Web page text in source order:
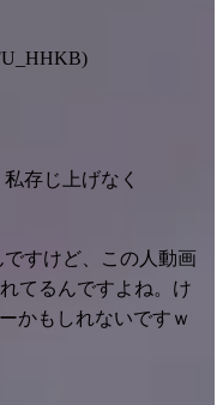
存じ上げなく
すけど、この人動画
てるんですよね。け
かもしれないですｗ